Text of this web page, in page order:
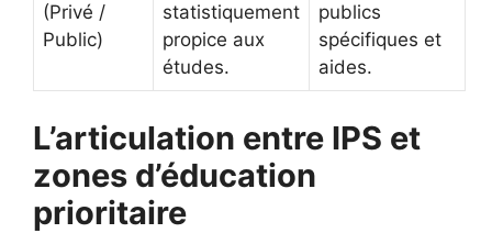
(Privé /
Public)
statistiquement
propice aux
études.
publics
spécifiques et
aides.
L’articulation entre IPS et
zones d’éducation
prioritaire